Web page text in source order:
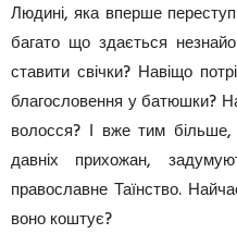
Людині, яка вперше
багато що здається
ставити свічки? Навіщо
благословення у батюшки?
волосся? І вже тим
давніх прихожан,
православне Таїнство.
воно коштує?